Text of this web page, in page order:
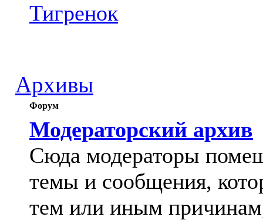
Тигренок
Архивы
Форум
Модераторский архив
Сюда модераторы
темы и сообщения,
тем или иным